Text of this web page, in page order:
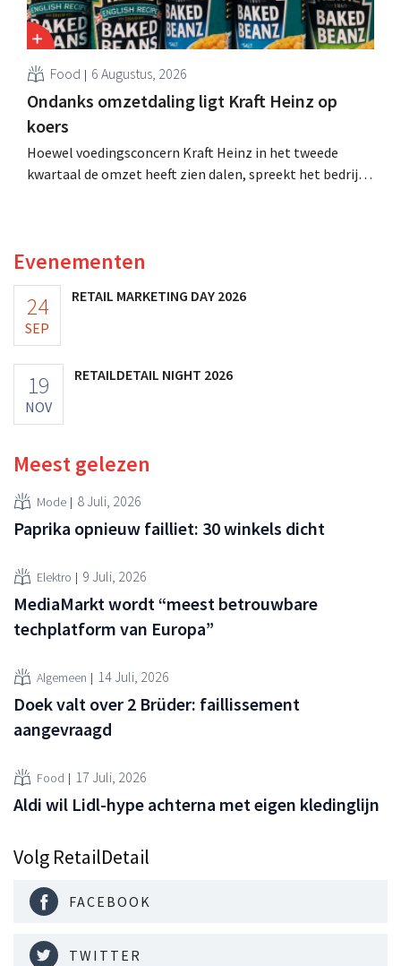
Food 6 Augustus, 2026
Ondanks omzetdaling ligt Kraft Heinz op
koers
Hoewel voedingsconcern Kraft Heinz in het tweede
kwartaal de omzet heeft zien dalen, spreekt het bedrijf
Evenementen
24
SEP
RETAIL MARKETING DAY 2026
19
NOV
RETAILDETAIL NIGHT 2026
Meest gelezen
Mode 8 Juli, 2026
Paprika opnieuw failliet: 30 winkels dicht
Elektro 9 Juli, 2026
MediaMarkt wordt “meest betrouwbare
techplatform van Europa”
Algemeen 14 Juli, 2026
Doek valt over 2 Brüder: faillissement
aangevraagd
Food 17 Juli, 2026
Aldi wil Lidl-hype achterna met eigen kledinglijn
Volg RetailDetail
FACEBOOK
TWITTER